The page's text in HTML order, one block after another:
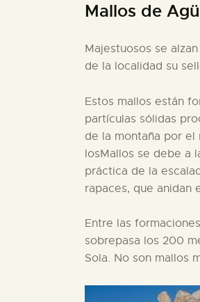
Mallos de
Majestuosos se
de la localidad su
Estos mallos están
partículas sólidas
de la montaña por
losMallos se debe a
práctica de la
rapaces, que anidan
Entre las
sobrepasa los 200
Sola. No son mallos